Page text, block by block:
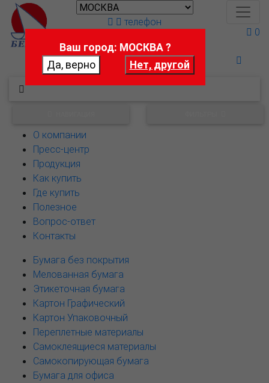
Поможем выбрать
телефон
0
О компании
Пресс-центр
Продукция
Как купить
Где купить
Полезное
Вопрос-ответ
Контакты
Бумага без покрытия
Мелованная бумага
Этикеточная бумага
Картон Графический
Картон Упаковочный
Переплетные материалы
Самоклеящиеся материалы
Самокопирующая бумага
Бумага для офиса
Ваш город: МОСКВА ?